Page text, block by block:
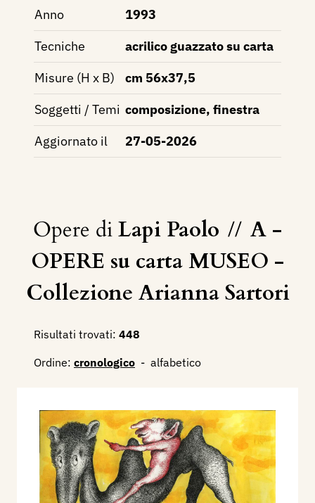
Anno
1993
Tecniche
acrilico guazzato su carta
Misure (H x B)
cm 56x37,5
Soggetti / Temi composizione, finestra
Aggiornato il
27-05-2026
Opere diLapi Paolo // A -
OPERE su carta MUSEO -
Collezione Arianna Sartori
Risultati trovati: 448
Ordine: cronologico - alfabetico